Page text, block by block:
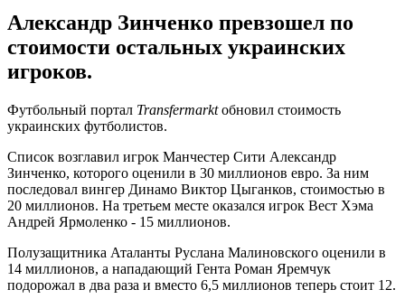
Александр Зинченко превзошел по
стоимости остальных украинских
игроков.
Футбольный портал Transfermarktобновил стоимость
украинских футболистов.
Список возглавил игрок Манчестер Сити Александр
Зинченко, которого оценили в 30 миллионов евро. За ним
последовал вингер Динамо Виктор Цыганков, стоимостью в
20 миллионов. На третьем месте оказался игрок Вест Хэма
Андрей Ярмоленко - 15 миллионов.
Полузащитника Аталанты Руслана Малиновского оценили в
14 миллионов, а нападающий Гента Роман Яремчук
подорожал в два раза и вместо 6,5 миллионов теперь стоит 12.